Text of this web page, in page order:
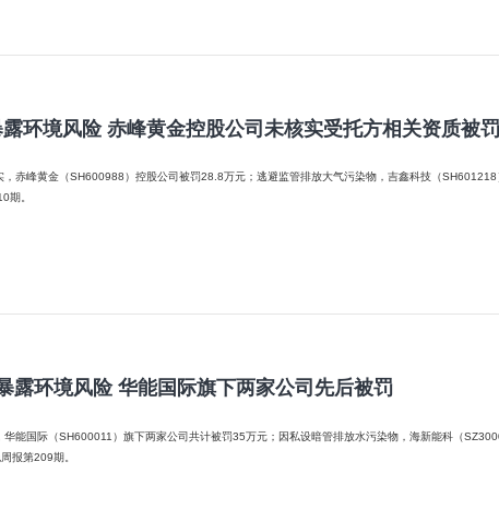
环境风险 赤峰黄金控股公司未核实受托方相关资质被罚
SH600988）控股公司被罚28.8万元；逃避监管排放大气污染物，吉鑫科技（SH601218）控股公司被罚20万元?? 2025
期。
露环境风险 华能国际旗下两家公司先后被罚
（SH600011）旗下两家公司共计被罚35万元；因私设暗管排放水污染物，海新能科（SZ300072）控股公司被罚
报第209期。